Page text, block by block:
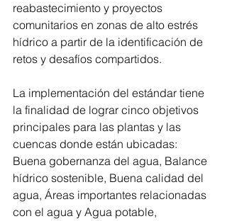
reabastecimiento y proyectos
comunitarios en zonas de alto estrés
hídrico a partir de la identificación de
retos y desafíos compartidos.
La implementación del estándar tiene
la finalidad de lograr cinco objetivos
principales para las plantas y las
cuencas donde están ubicadas:
Buena gobernanza del agua, Balance
hídrico sostenible, Buena calidad del
agua, Áreas importantes relacionadas
con el agua y Agua potable,